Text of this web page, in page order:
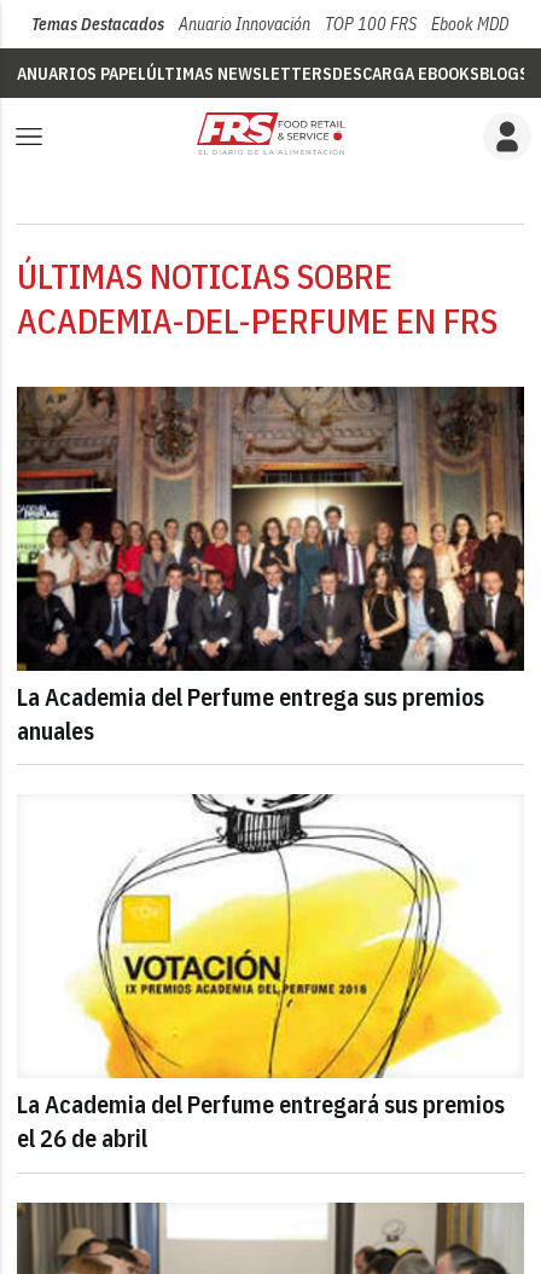
Temas Destacados Anuario Innovación TOP 100 FRS Ebook MDD
ANUARIOS PAPELÚLTIMAS NEWSLETTERSDESCARGA EBOOKSBLOGS
ÚLTIMAS NOTICIAS SOBRE
ACADEMIA-DEL-PERFUME EN FRS
La Academia del Perfume entrega sus premios
anuales
La Academia del Perfume entregará sus premios
el 26 de abril